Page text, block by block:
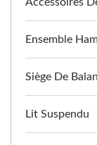
Ensemble
Siège De
Lit Suspendu